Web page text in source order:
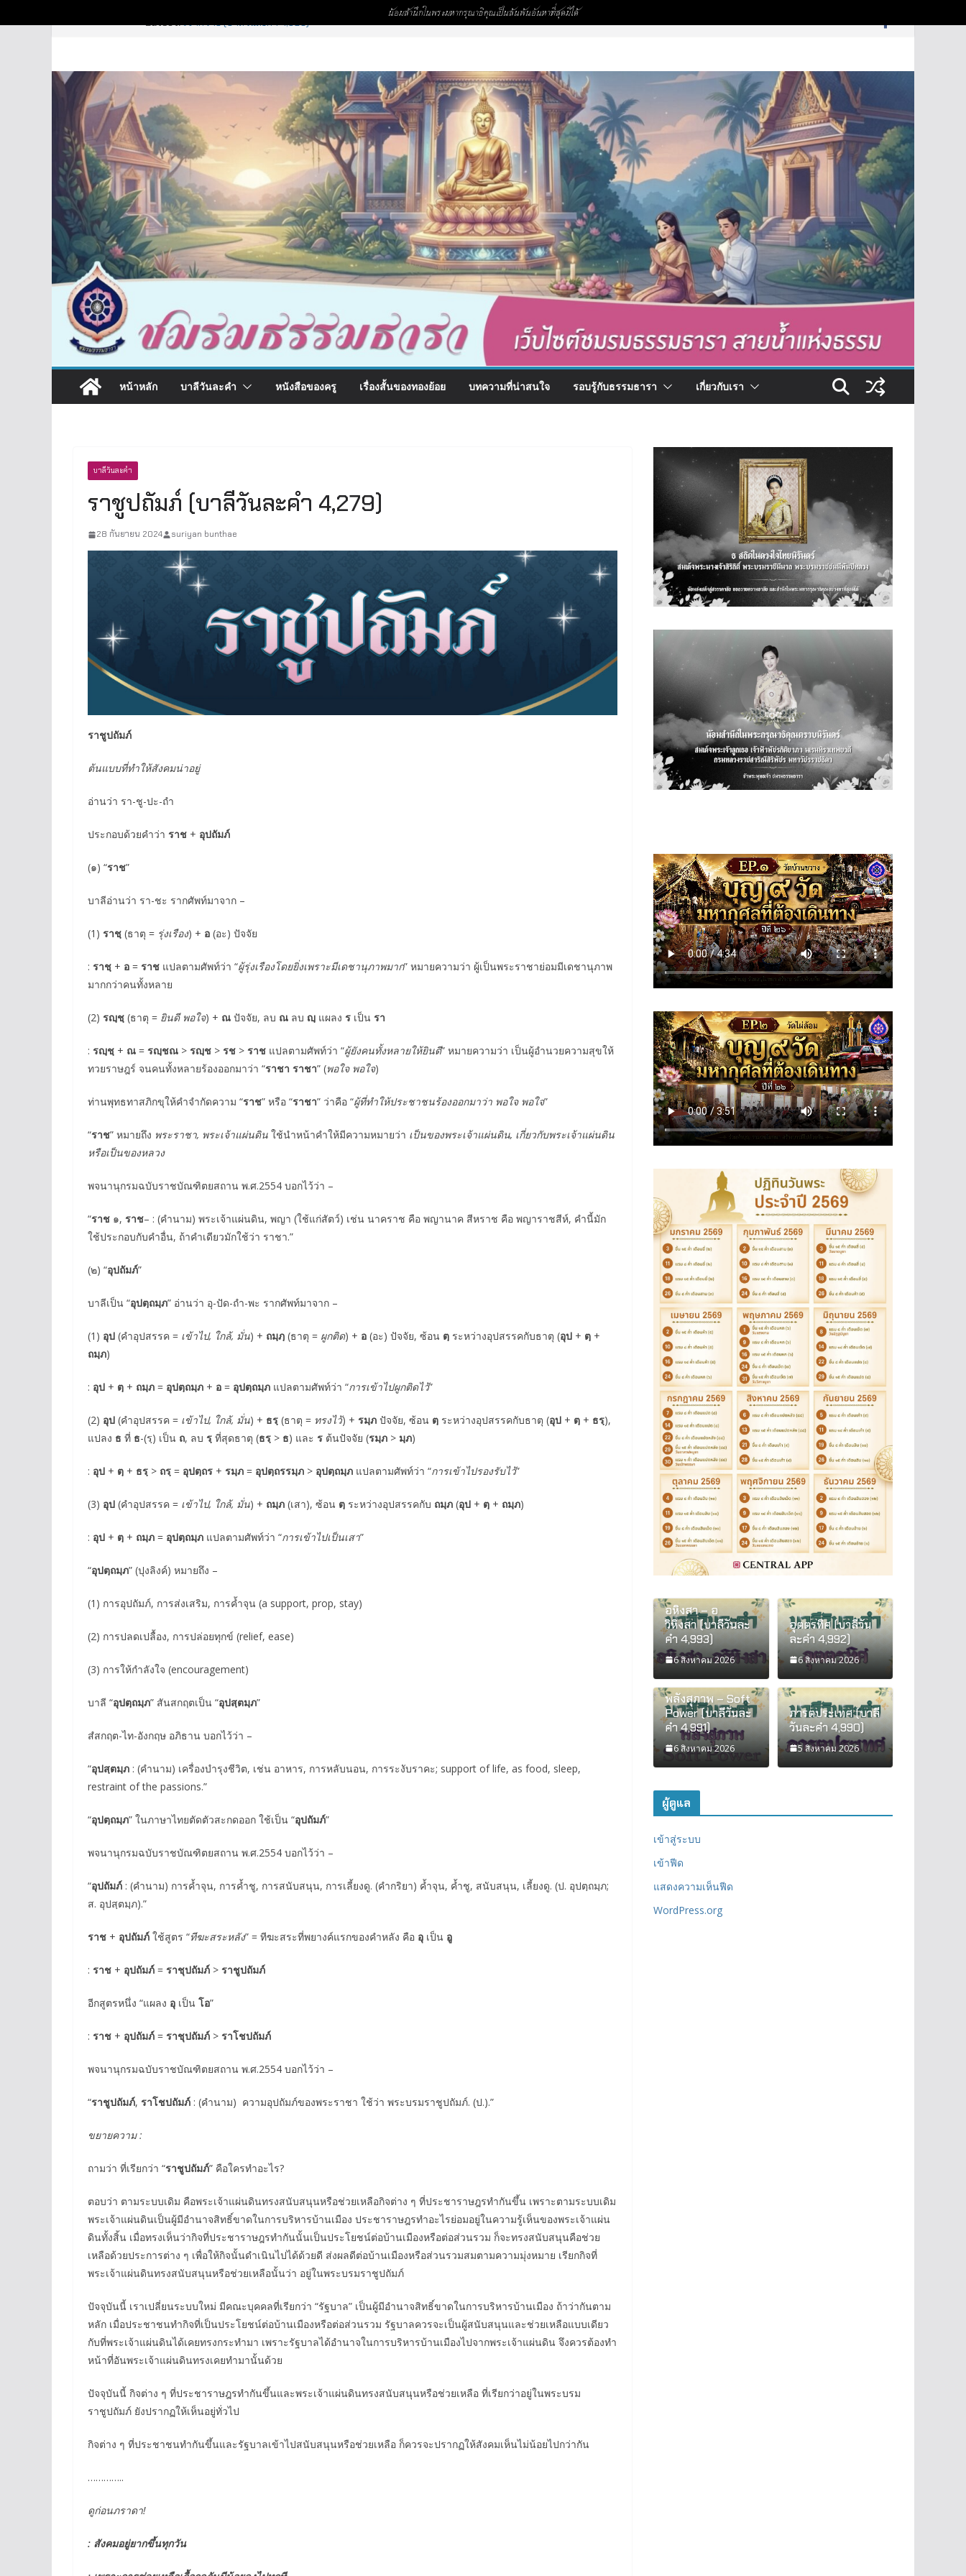
ภารตประเทศ (บาลีวันละคำ 4,990)
หน้าหลัก บาลีวันละคำ หนังสือของครู เรื่องสั้นของทองย้อย บทความที่น่าสนใจ รอบรู้กับธรรมธารา เกี่ยวกับเรา
บาลีวันละคำ
ราชูปถัมภ์ (บาลีวันละคำ 4,279)
28 กันยายน 2024 suriyan bunthae
ราชูปถัมภ์
ต้นแบบที่ทำให้สังคมน่าอยู่
อ่านว่า รา-ชู-ปะ-ถำ
ประกอบด้วยคำว่า ราช + อุปถัมภ์
(๑) “ราช”
บาลีอ่านว่า รา-ชะ รากศัพท์มาจาก –
(1) ราชฺ (ธาตุ = รุ่งเรือง) + อ (อะ) ปัจจัย
: ราชฺ + อ = ราช แปลตามศัพท์ว่า “ผู้รุ่งเรืองโดยยิ่งเพราะมีเดชานุภาพมาก” หมายความว่า ผู้เป็นพระราชาย่อมมีเดชานุภาพ
มากกว่าคนทั้งหลาย
(2) รญฺชฺ (ธาตุ = ยินดี พอใจ) + ณ ปัจจัย, ลบ ณ ลบ ญฺ แผลง ร เป็น รา
: รญฺชฺ + ณ = รญฺชณ > รญฺช > รช > ราช แปลตามศัพท์ว่า “ผู้ยังคนทั้งหลายให้ยินดี” หมายความว่า เป็นผู้อำนวยความสุขให้
ทวยราษฎร์ จนคนทั้งหลายร้องออกมาว่า “ราชา ราชา” (พอใจ พอใจ)
ท่านพุทธทาสภิกขุให้คำจำกัดความ “ราช” หรือ “ราชา” ว่าคือ “ผู้ที่ทำให้ประชาชนร้องออกมาว่า พอใจ พอใจ”
“ราช” หมายถึง พระราชา, พระเจ้าแผ่นดิน ใช้นำหน้าคำให้มีความหมายว่า เป็นของพระเจ้าแผ่นดิน, เกี่ยวกับพระเจ้าแผ่นดิน
หรือเป็นของหลวง
พจนานุกรมฉบับราชบัณฑิตยสถาน พ.ศ.2554 บอกไว้ว่า –
“ราช ๑, ราช– : (คำนาม) พระเจ้าแผ่นดิน, พญา (ใช้แก่สัตว์) เช่น นาคราช คือ พญานาค สีหราช คือ พญาราชสีห์, คำนี้มัก
ใช้ประกอบกับคำอื่น, ถ้าคำเดียวมักใช้ว่า ราชา.”
(๒) “อุปถัมภ์”
บาลีเป็น “อุปตฺถมฺภ” อ่านว่า อุ-ปัด-ถำ-พะ รากศัพท์มาจาก –
(1) อุป (คำอุปสรรค = เข้าไป, ใกล้, มั่น) + ถมฺภฺ (ธาตุ = ผูกติด) + อ (อะ) ปัจจัย, ซ้อน ตฺ ระหว่างอุปสรรคกับธาตุ (อุป + ตฺ +
ถมฺภ)
: อุป + ตฺ + ถมฺภ = อุปตฺถมฺภ + อ = อุปตฺถมฺภ แปลตามศัพท์ว่า “การเข้าไปผูกติดไว้”
(2) อุป (คำอุปสรรค = เข้าไป, ใกล้, มั่น) + ธรฺ (ธาตุ = ทรงไว้) + รมฺภ ปัจจัย, ซ้อน ตฺ ระหว่างอุปสรรคกับธาตุ (อุป + ตฺ + ธรฺ),
แปลง ธ ที่ ธ-(รฺ) เป็น ถ, ลบ รฺ ที่สุดธาตุ (ธรฺ > ธ) และ ร ต้นปัจจัย (รมฺภ > มฺภ)
: อุป + ตฺ + ธรฺ > ถรฺ = อุปตฺถร + รมฺภ = อุปตฺถรรมฺภ > อุปตฺถมฺภ แปลตามศัพท์ว่า “การเข้าไปรองรับไว้”
(3) อุป (คำอุปสรรค = เข้าไป, ใกล้, มั่น) + ถมฺภ (เสา), ซ้อน ตฺ ระหว่างอุปสรรคกับ ถมฺภ (อุป + ตฺ + ถมฺภ)
: อุป + ตฺ + ถมฺภ = อุปตฺถมฺภ แปลตามศัพท์ว่า “การเข้าไปเป็นเสา”
“อุปตฺถมฺภ” (ปุงลิงค์) หมายถึง –
(1) การอุปถัมภ์, การส่งเสริม, การค้ำจุน (a support, prop, stay)
(2) การปลดเปลื้อง, การปล่อยทุกข์ (relief, ease)
(3) การให้กำลังใจ (encouragement)
บาลี “อุปตฺถมฺภ” สันสกฤตเป็น “อุปสฺตมฺภ”
สํสกฤต-ไท-อังกฤษ อภิธาน บอกไว้ว่า –
“อุปสฺตมฺภ : (คำนาม) เครื่องบำรุงชีวิต, เช่น อาหาร, การหลับนอน, การระงับราคะ; support of life, as food, sleep,
restraint of the passions.”
“อุปตฺถมฺภ” ในภาษาไทยตัดตัวสะกดออก ใช้เป็น “อุปถัมภ์”
พจนานุกรมฉบับราชบัณฑิตยสถาน พ.ศ.2554 บอกไว้ว่า –
“อุปถัมภ์ : (คำนาม) การคํ้าจุน, การคํ้าชู, การสนับสนุน, การเลี้ยงดู. (คำกริยา) คํ้าจุน, คํ้าชู, สนับสนุน, เลี้ยงดู. (ป. อุปตฺถมฺภ;
ส. อุปสฺตมฺภ).”
ราช + อุปถัมภ์ ใช้สูตร “ทีฆะสระหลัง” = ทีฆะสระที่พยางค์แรกของคำหลัง คือ อุ เป็น อู
: ราช + อุปถัมภ์ = ราชุปถัมภ์ > ราชูปถัมภ์
อีกสูตรหนึ่ง “แผลง อุ เป็น โอ”
: ราช + อุปถัมภ์ = ราชุปถัมภ์ > ราโชปถัมภ์
พจนานุกรมฉบับราชบัณฑิตยสถาน พ.ศ.2554 บอกไว้ว่า –
“ราชูปถัมภ์, ราโชปถัมภ์ : (คำนาม) ความอุปถัมภ์ของพระราชา ใช้ว่า พระบรมราชูปถัมภ์. (ป.).”
ขยายความ :
ถามว่า ที่เรียกว่า “ราชูปถัมภ์” คือใครทำอะไร?
ตอบว่า ตามระบบเดิม คือพระเจ้าแผ่นดินทรงสนับสนุนหรือช่วยเหลือกิจต่าง ๆ ที่ประชาราษฎรทำกันขึ้น เพราะตามระบบเดิม
พระเจ้าแผ่นดินเป็นผู้มีอำนาจสิทธิ์ขาดในการบริหารบ้านเมือง ประชาราษฎรทำอะไรย่อมอยู่ในความรู้เห็นของพระเจ้าแผ่น
ดินทั้งสิ้น เมื่อทรงเห็นว่ากิจที่ประชาราษฎรทำกันนั้นเป็นประโยชน์ต่อบ้านเมืองหรือต่อส่วนรวม ก็จะทรงสนับสนุนคือช่วย
เหลือด้วยประการต่าง ๆ เพื่อให้กิจนั้นดำเนินไปได้ด้วยดี ส่งผลดีต่อบ้านเมืองหรือส่วนรวมสมตามความมุ่งหมาย เรียกกิจที่
พระเจ้าแผ่นดินทรงสนับสนุนหรือช่วยเหลือนั้นว่า อยู่ในพระบรมราชูปถัมภ์
ปัจจุบันนี้ เราเปลี่ยนระบบใหม่ มีคณะบุคคลที่เรียกว่า “รัฐบาล” เป็นผู้มีอำนาจสิทธิ์ขาดในการบริหารบ้านเมือง ถ้าว่ากันตาม
หลัก เมื่อประชาชนทำกิจที่เป็นประโยชน์ต่อบ้านเมืองหรือต่อส่วนรวม รัฐบาลควรจะเป็นผู้สนับสนุนและช่วยเหลือแบบเดียว
กับที่พระเจ้าแผ่นดินได้เคยทรงกระทำมา เพราะรัฐบาลได้อำนาจในการบริหารบ้านเมืองไปจากพระเจ้าแผ่นดิน จึงควรต้องทำ
หน้าที่อันพระเจ้าแผ่นดินทรงเคยทำมานั้นด้วย
ปัจจุบันนี้ กิจต่าง ๆ ที่ประชาราษฎรทำกันขึ้นและพระเจ้าแผ่นดินทรงสนับสนุนหรือช่วยเหลือ ที่เรียกว่าอยู่ในพระบรม
ราชูปถัมภ์ ยังปรากฏให้เห็นอยู่ทั่วไป
กิจต่าง ๆ ที่ประชาชนทำกันขึ้นและรัฐบาลเข้าไปสนับสนุนหรือช่วยเหลือ ก็ควรจะปรากฏให้สังคมเห็นไม่น้อยไปกว่ากัน
…………..
ดูก่อนภราดา!
: สังคมอยู่ยากขึ้นทุกวัน
อหิงสา – อ
วิหิงสา (บาลีวันละ
คำ 4,993)
6 สิงหาคม 2026
อุตตรทิศ (บาลีวัน
ละคำ 4,992)
6 สิงหาคม 2026
พลังสุภาพ – Soft
Power (บาลีวันละ
คำ 4,991)
6 สิงหาคม 2026
ภารตประเทศ (บาลี
วันละคำ 4,990)
5 สิงหาคม 2026
ผู้ดูแล
เข้าสู่ระบบ
เข้าฟีด
แสดงความเห็นฟีด
WordPress.org
น้อมสำนึกในพระมหากรุณาธิคุณเป็นล้นพ้นอันหาที่สุดมิได้